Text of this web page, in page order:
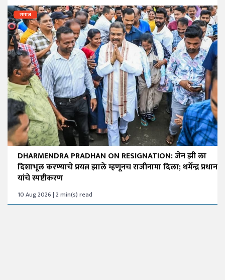
समाज
DHARMENDRA PRADHAN ON RESIGNATION: जेन झी ला
दिशाभूल करण्याचे प्रयत्न झाले म्हणूनच राजीनामा दिला; धर्मेन्द्र प्रधान
यांचे स्पष्टीकरण
10 Aug 2026 | 2 min(s) read